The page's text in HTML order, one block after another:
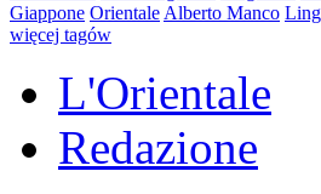
Giappone Orientale Alberto Manco
więcej tagów
L'Orientale
Redazione